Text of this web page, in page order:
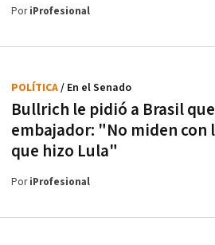
PoriProfesional
Bullrich le pidió a Brasil
embajador: "No miden con
que hizo Lula"
POLÍTICA/ En el Senado
PoriProfesional